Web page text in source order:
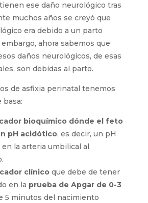
ese daño neurológico tras
muchos años se creyó que
era debido a un parto
ahora sabemos que
daños neurológicos, de esas
son debidas al parto.
de asfixia perinatal tenemos
basa:
bioquímico dónde el feto
pH acidótico, es decir, un pH
la arteria umbilical al
clínicoque debe de tener
en la prueba de Apgar de 0-3
5 minutos del nacimiento